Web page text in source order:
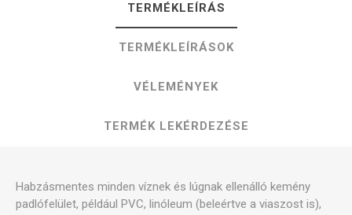
TERMÉKLEÍRÁS
TERMÉKLEÍRÁSOK
VÉLEMÉNYEK
TERMÉK LEKÉRDEZÉSE
Habzásmentes minden víznek és lúgnak ellenálló kemény
padlófelület, például PVC, linóleum (beleértve a viaszost is),